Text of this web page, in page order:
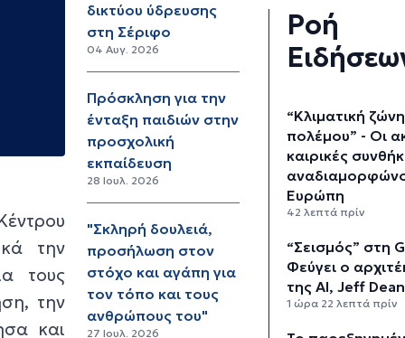
την
τους
την
και
δικτύου ύδρευσης
στη Σέριφο
04 Αυγ. 2026
Πρόσκληση για την
ένταξη παιδιών στην
προσχολική
εκπαίδευση
28 Ιουλ. 2026
"Σκληρή δουλειά,
προσήλωση στον
στόχο και αγάπη για
τον τόπο και τους
ανθρώπους του"
27 Ιουλ. 2026
Ροή
“Κλιματική ζώνη
πολέμου” - Οι
καιρικές
Ευρώπη
42 λεπτά πρίν
“Σεισμός” στη
Φεύγει ο
της AI, Jeff Dean
1 ώρα 22 λεπτά πρίν